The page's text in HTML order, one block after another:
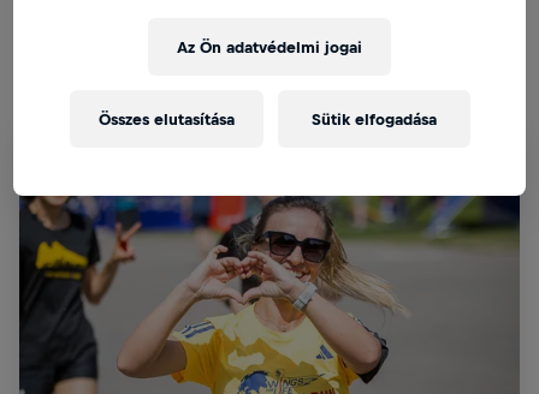
running event that supports spinal cord research.
spinal cord injury. Let's run for those who can't!
Az Ön adatvédelmi jogai
Összes elutasítása Sütik elfogadása